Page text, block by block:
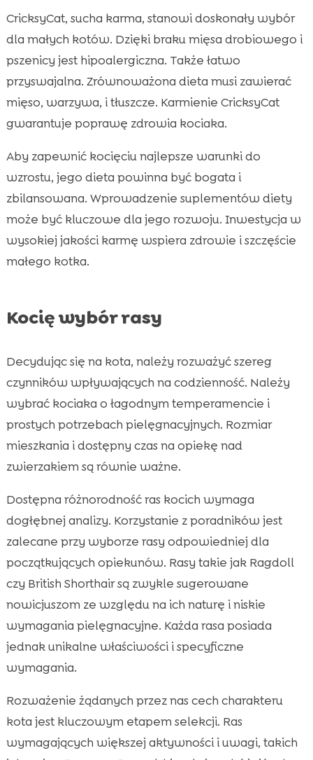
CricksyCat, sucha karma, stanowi doskonały wybór
dla małych kotów. Dzięki braku mięsa drobiowego i
pszenicy jest hipoalergiczna. Także łatwo
przyswajalna. Zrównoważona dieta musi zawierać
mięso, warzywa, i tłuszcze. Karmienie CricksyCat
gwarantuje poprawę zdrowia kociaka.
Aby zapewnić kocięciu najlepsze warunki do
wzrostu, jego dieta powinna być bogata i
zbilansowana. Wprowadzenie suplementów diety
może być kluczowe dla jego rozwoju. Inwestycja w
wysokiej jakości karmę wspiera zdrowie i szczęście
małego kotka.
Kocię wybór rasy
Decydując się na kota, należy rozważyć szereg
czynników wpływających na codzienność. Należy
wybrać kociaka o łagodnym temperamencie i
prostych potrzebach pielęgnacyjnych. Rozmiar
mieszkania i dostępny czas na opiekę nad
zwierzakiem są równie ważne.
Dostępna różnorodność ras kocich wymaga
dogłębnej analizy. Korzystanie z poradników jest
zalecane przy wyborze rasy odpowiedniej dla
początkujących opiekunów. Rasy takie jak Ragdoll
czy British Shorthair są zwykle sugerowane
nowicjuszom ze względu na ich naturę i niskie
wymagania pielęgnacyjne. Każda rasa posiada
jednak unikalne właściwości i specyficzne
wymagania.
Rozważenie żądanych przez nas cech charakteru
kota jest kluczowym etapem selekcji. Ras
wymagających większej aktywności i uwagi, takich